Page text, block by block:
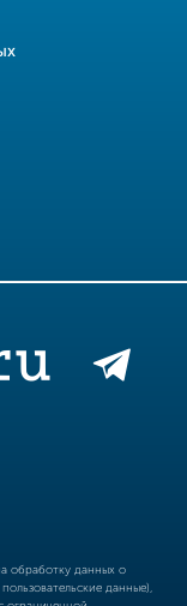
обработку данных о
данные),